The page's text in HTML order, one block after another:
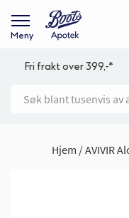
Meny
Fri frakt over 399,-*
Hjem AVIVIR